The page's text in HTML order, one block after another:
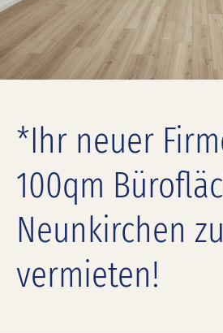
*Ihr neuer
100qm
Neunkirchen zu
vermieten!